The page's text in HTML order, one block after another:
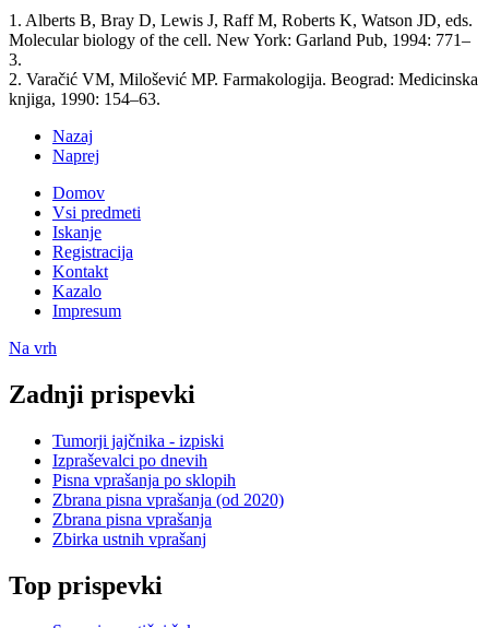
1. Alberts B, Bray D, Lewis J, Raff M, Roberts K, Watson JD, eds.
Molecular biology of the cell. New York: Garland Pub, 1994: 771–
3.
2. Varačić VM, Milošević MP. Farmakologija. Beograd: Medicinska
knjiga, 1990: 154–63.
Nazaj
Naprej
Domov
Vsi predmeti
Iskanje
Registracija
Kontakt
Kazalo
Impresum
Na vrh
Zadnji prispevki
Tumorji jajčnika - izpiski
Izpraševalci po dnevih
Pisna vprašanja po sklopih
Zbrana pisna vprašanja (od 2020)
Zbrana pisna vprašanja
Zbirka ustnih vprašanj
Top prispevki